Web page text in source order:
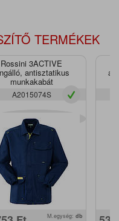
TERMÉKEK
Rossini 3ACTIVE
antisztatikus
munkakabát
A2015074S
M.egység: db